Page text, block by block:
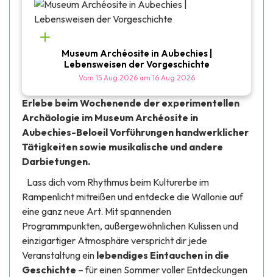
Museum Archéosite in Aubechies |
Lebensweisen der Vorgeschichte
Vom 15 Aug 2026 am 16 Aug 2026
Erlebe beim Wochenende der experimentellen
Archäologie im Museum Archéosite in
Aubechies-Beloeil Vorführungen handwerklicher
Tätigkeiten sowie musikalische und andere
Darbietungen.
Lass dich vom Rhythmus beim Kulturerbe im
Rampenlichtmitreißen und entdecke die Wallonie auf
eine ganz neue Art. Mit spannenden
Programmpunkten, außergewöhnlichen Kulissen und
einzigartiger Atmosphäre verspricht dir jede
Veranstaltung ein lebendiges Eintauchen in die
Geschichte – für einen Sommer voller Entdeckungen